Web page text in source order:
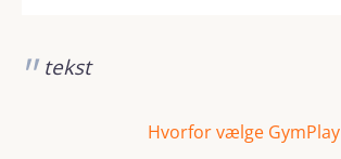
tekst
Hvorfor vælge GymPlay